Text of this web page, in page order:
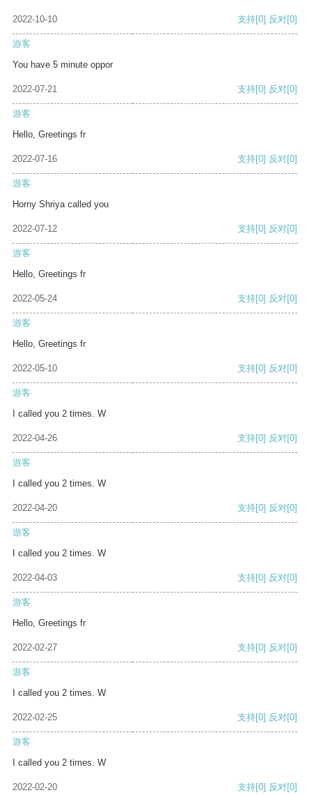
2022-10-10 支持[0] 反对[0]
游客
You have 5 minute oppor
2022-07-21 支持[0] 反对[0]
游客
Hello, Greetings fr
2022-07-16 支持[0] 反对[0]
游客
Horny Shriya called you
2022-07-12 支持[0] 反对[0]
游客
Hello, Greetings fr
2022-05-24 支持[0] 反对[0]
游客
Hello, Greetings fr
2022-05-10 支持[0] 反对[0]
游客
I called you 2 times. W
2022-04-26 支持[0] 反对[0]
游客
I called you 2 times. W
2022-04-20 支持[0] 反对[0]
游客
I called you 2 times. W
2022-04-03 支持[0] 反对[0]
游客
Hello, Greetings fr
2022-02-27 支持[0] 反对[0]
游客
I called you 2 times. W
2022-02-25 支持[0] 反对[0]
游客
I called you 2 times. W
2022-02-20 支持[0] 反对[0]